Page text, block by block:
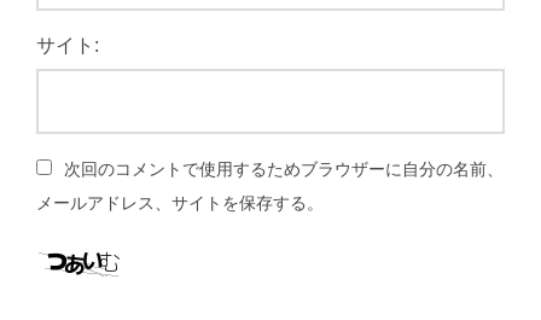
サイト:
次回のコメントで使用するためブラウザーに自分の名前、
メールアドレス、サイトを保存する。